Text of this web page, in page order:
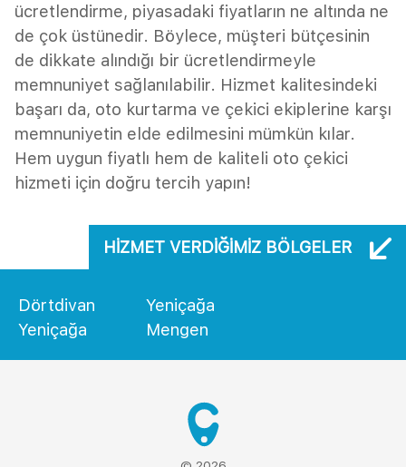
ücretlendirme, piyasadaki fiyatların ne altında ne
de çok üstünedir. Böylece, müşteri bütçesinin
de dikkate alındığı bir ücretlendirmeyle
memnuniyet sağlanılabilir. Hizmet kalitesindeki
başarı da, oto kurtarma ve çekici ekiplerine karşı
memnuniyetin elde edilmesini mümkün kılar.
Hem uygun fiyatlı hem de kaliteli oto çekici
hizmeti için doğru tercih yapın!
HIZMET VERDIĞIMIZ BÖLGELER
Dörtdivan
Yeniçağa
Yeniçağa
Mengen